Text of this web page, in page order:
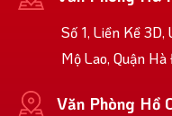
Số 1, Liền Kề
Mộ Lao, Quận
Văn Phòng Hồ